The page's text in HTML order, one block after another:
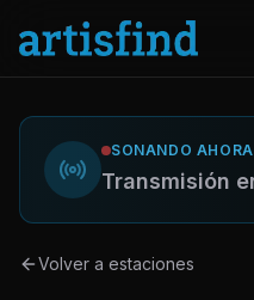
SONANDO AHORA
Transmisión
Volver a estaciones